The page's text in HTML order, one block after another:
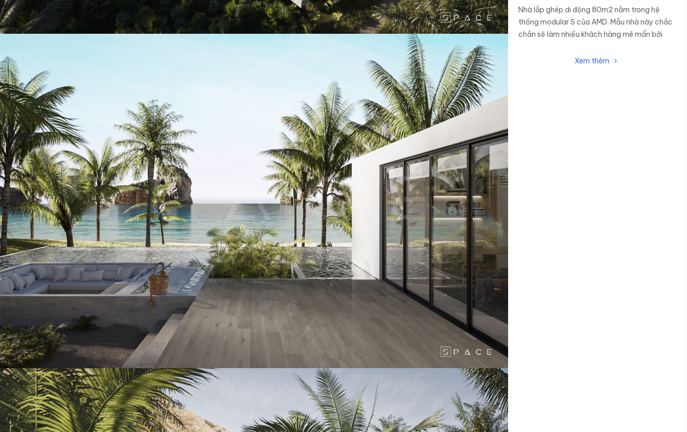
Nhà lắp ghép di động 80m2 nằm trong hệ
thống modular S của AMD. Mẫu nhà này chắc
chắn sẽ làm nhiều khách hàng mê mẩn bởi
Điểm nhấn nổi bật có lẽ là bể …
Xem thêm